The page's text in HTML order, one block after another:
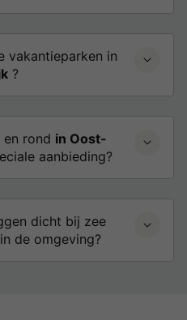
vakantieparken in
?
en rond in Oost-
aanbieding?
dicht bij zee
de omgeving?